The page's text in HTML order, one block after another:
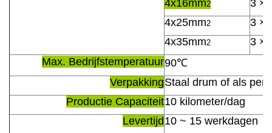
4x16mm2
3 ×
4x25mm2
3 ×
4x35mm2
3 ×
Max. Bedrijfstemperatuur90℃
VerpakkingStaal drum of als per
Productie Capaciteit10 kilometer/dag
Levertijd 10 ~ 15 werkdagen